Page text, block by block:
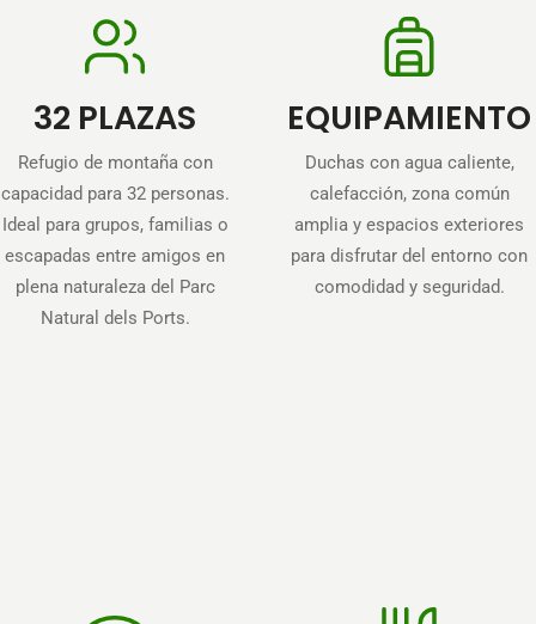
32 PLAZAS
Refugio de montaña con
capacidad para 32 personas.
Ideal para grupos, familias o
escapadas entre amigos en
plena naturaleza del Parc
Natural dels Ports.
EQUIPAMIENTO
Duchas con agua caliente,
calefacción, zona común
amplia y espacios exteriores
para disfrutar del entorno con
comodidad y seguridad.